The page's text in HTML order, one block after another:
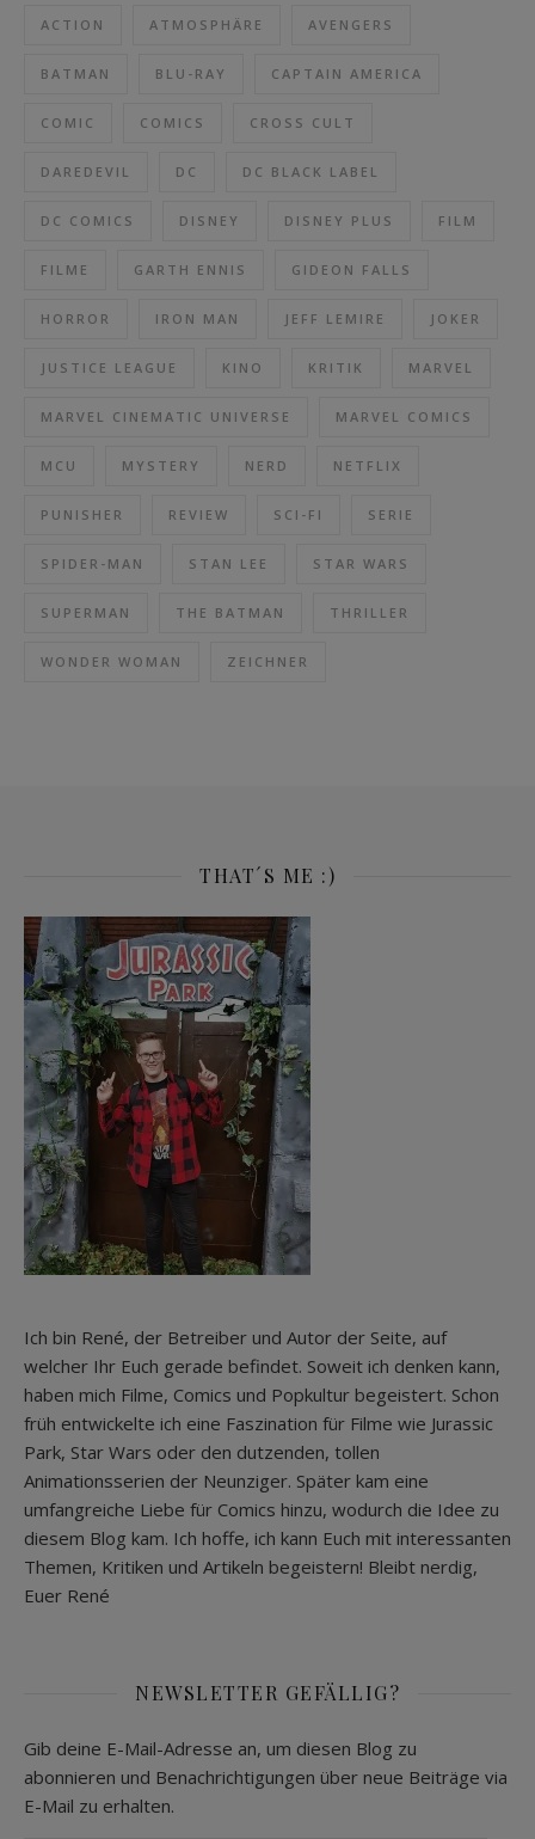
ACTION ATMOSPHÄRE AVENGERS
BATMAN BLU-RAY CAPTAIN AMERICA
COMIC COMICS CROSS CULT
DAREDEVIL DC DC BLACK LABEL
DC COMICS DISNEY DISNEY PLUS FILM
FILME GARTH ENNIS GIDEON FALLS
HORROR IRON MAN JEFF LEMIRE JOKER
JUSTICE LEAGUE KINO KRITIK MARVEL
MARVEL CINEMATIC UNIVERSE MARVEL COMICS
MCU MYSTERY NERD NETFLIX
PUNISHER REVIEW SCI-FI SERIE
SPIDER-MAN STAN LEE STAR WARS
SUPERMAN THE BATMAN THRILLER
WONDER WOMAN ZEICHNER
THAT´S ME :)
Ich bin René, der Betreiber und Autor der Seite, auf
welcher Ihr Euch gerade befindet. Soweit ich denken kann,
haben mich Filme, Comics und Popkultur begeistert. Schon
früh entwickelte ich eine Faszination für Filme wie Jurassic
Park, Star Wars oder den dutzenden, tollen
Animationsserien der Neunziger. Später kam eine
umfangreiche Liebe für Comics hinzu, wodurch die Idee zu
diesem Blog kam. Ich hoffe, ich kann Euch mit interessanten
Themen, Kritiken und Artikeln begeistern! Bleibt nerdig,
Euer René
NEWSLETTER GEFÄLLIG?
Gib deine E-Mail-Adresse an, um diesen Blog zu
abonnieren und Benachrichtigungen über neue Beiträge via
E-Mail zu erhalten.